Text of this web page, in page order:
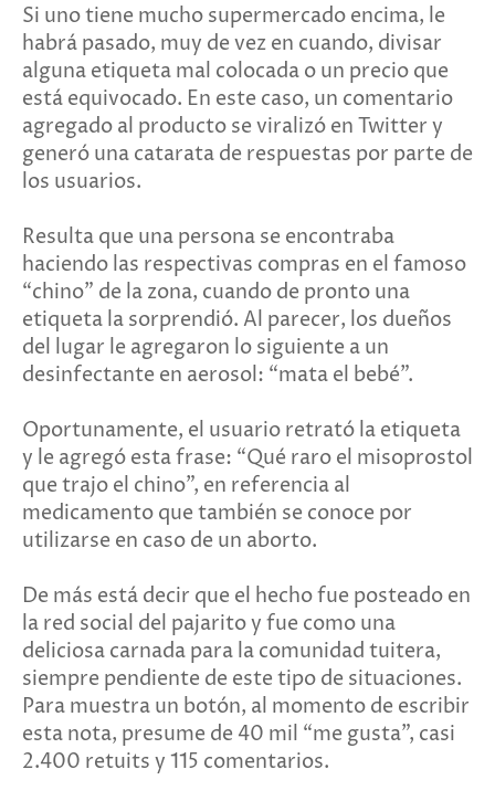
Si uno tiene mucho supermercado encima, le
habrá pasado, muy de vez en cuando, divisar
alguna etiqueta mal colocada o un precio que
está equivocado. En este caso, un comentario
agregado al producto se viralizó en Twitter y
generó una catarata de respuestas por parte de
los usuarios.
Resulta que una persona se encontraba
haciendo las respectivas compras en el famoso
“chino” de la zona, cuando de pronto una
etiqueta la sorprendió. Al parecer, los dueños
del lugar le agregaron lo siguiente a un
desinfectante en aerosol: “mata el bebé”.
Oportunamente, el usuario retrató la etiqueta
y le agregó esta frase: “Qué raro el misoprostol
que trajo el chino”, en referencia al
medicamento que también se conoce por
utilizarse en caso de un aborto.
De más está decir que el hecho fue posteado en
la red social del pajarito y fue como una
deliciosa carnada para la comunidad tuitera,
siempre pendiente de este tipo de situaciones.
Para muestra un botón, al momento de escribir
esta nota, presume de 40 mil “me gusta”, casi
2.400 retuits y 115 comentarios.